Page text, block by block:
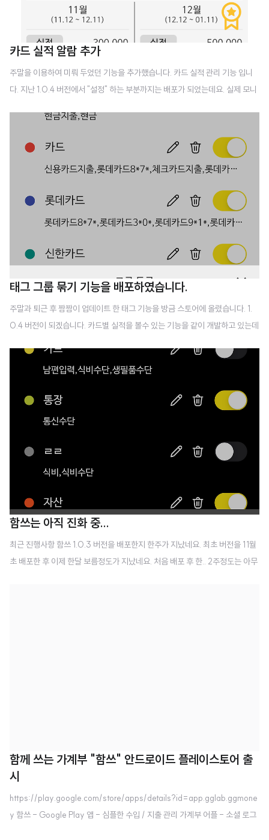
카드 실적 알람 추가
주말을 이용하여 미뤄 두었던 기능을 추가했습니다. 카드 실적 관리 기능 입니
다. 지난 1.0.4 버전에서 "설정" 하는 부분까지는 배포가 되었는데요. 실제 모니
또는 당월 실적을 체크하여 목표액에 도달하면 푸시가 옵니다. 설정에서 미리알
림 금액을 입력해 두면 사전에 푸시가 한번 더 옵니다. 기준일이라는것을 만들
어 두었습니다. 사실 대부분은 1일부터 말일까지로 실적을 체크하지 않을까 싶
습니다만 모든 카드사를 제가 알수가 없기도 하고 과거 경험에 1일이 아니었던
실적체크도 있었던것 같아서 추가해두었습니다. 오늘이 12월 5일이라고 할때..
시작일에 따라서는 아직 11월달이 진행중일 수도 있고 12월이 시작했을 수도 있
습니다. 그래도 실..
태그 그룹 묶기 기능을 배포하였습니다.
주말과 퇴근 후 짬짬이 업데이트 한 태그 기능을 방금 스토어에 올렸습니다. 1.
0.4 버전이 되겠습니다. 카드별 실적을 볼수 있는 기능을 같이 개발하고 있는데
등록 한다고 전에 예고를 했었지요 실적은 이렇게 나옵니다. 그룹별로 카드형태
로 나옵니다. "태그카드" 라고 해보겠습니다. 태그카드 하나에는 내가 설정한 태
그들이 합산되어 나오는 기능입니다. 그럼 순서를 어떻게 조정하나요? 라는 질
문이 있을 수 있겠지요? 메뉴버튼을 누르면 저렇게 이동이 가능하고. 기본적으
로 한줄에 태그카드 하나씩 나옵니다. 현금/카드 이런것처럼 나란히 비교해서
보고 싶으면 위로 또는 아래로 눌러서 한줄에 표기하면 됩니다. 저는 만들어 놓
고 나니 아주 맘에 듭..
함쓰는 아직 진화 중...
최근 진행사항 함쓰 1.0.3 버전을 배포한지 한주가 지났네요. 최초 버전을 11월
초 배포한 후 이제 한달 보름정도가 지났네요. 처음 배포 후 한.. 2주정도는 아무
함께 쓰는 가계부 "함쓰" 안드로이드 플레이스토어 출
시
https://play.google.com/store/apps/details?id=app.gglab.ggmone
y 함쓰 - Google Play 앱 - 심플한 수입 / 지출 관리 가계부 어플 - 소셜 로그